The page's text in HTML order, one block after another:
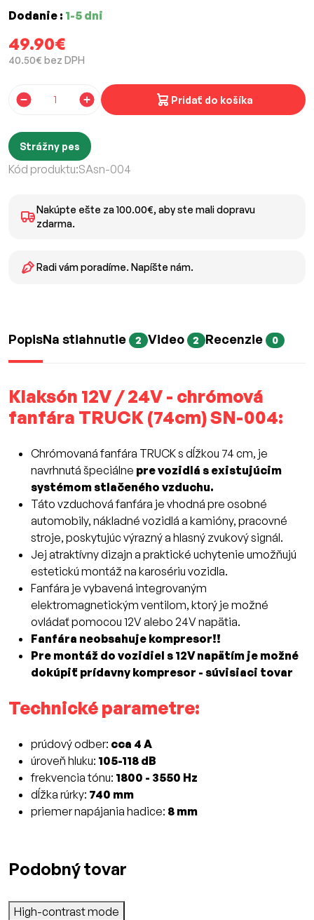
Dodanie : 1-5 dni
49.90€
40.50€ bez DPH
Pridať do košíka
Strážny pes
Kód produktu:SAsn-004
Nakúpte ešte za 100.00€, aby ste mali dopravu
zdarma.
Radi vám poradíme. Napíšte nám.
PopisNa stiahnutie 2 Video 2 Recenzie 0
Klaksón 12V / 24V - chrómová
fanfára TRUCK (74cm) SN-004:
Chrómovaná fanfára TRUCK s dĺžkou 74 cm, je
navrhnutá špeciálne pre vozidlá s existujúcim
systémom stlačeného vzduchu.
Táto vzduchová fanfára je vhodná pre osobné
automobily, nákladné vozidlá a kamióny, pracovné
stroje, poskytujúc výrazný a hlasný zvukový signál.
Jej atraktívny dizajn a praktické uchytenie umožňujú
estetickú montáž na karosériu vozidla.
Fanfára je vybavená integrovaným
elektromagnetickým ventilom, ktorý je možné
ovládať pomocou 12V alebo 24V napätia.
Fanfára neobsahuje kompresor!!
Pre montáž do vozidiel s 12V napätím je možné
dokúpiť prídavny kompresor - súvisiaci tovar
Technické parametre:
prúdový odber: cca 4 A
úroveň hluku: 105-118 dB
frekvencia tónu: 1800 - 3550 Hz
dĺžka rúrky: 740 mm
priemer napájania hadice: 8 mm
Podobný tovar
High-contrast mode